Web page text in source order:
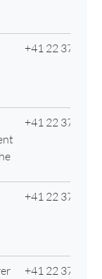
+41 22 379 69
+41 22 379 69
+41 22 379 69
+41 22 379 07